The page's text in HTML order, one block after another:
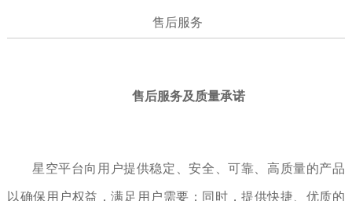
售后服务
售后服务及质量承诺
星空平台向用户提供稳定、安全、可靠、高质量的产品
以确保用户权益，满足用户需要；同时，提供快捷、优质的